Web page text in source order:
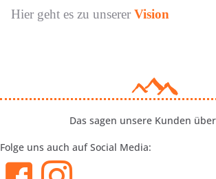
Hier geht es zu unserer Vision
Das sagen unsere Kunden
Folge uns auch auf Social Media: